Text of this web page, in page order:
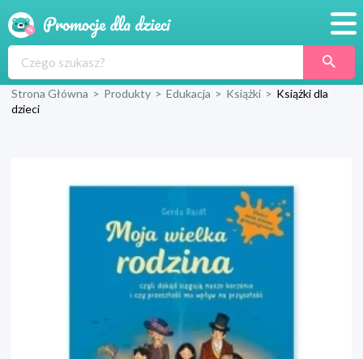
Produkty
Wyprawka
Strona Główna > Produkty > Edukacja > Książki > Książki dla
dzieci